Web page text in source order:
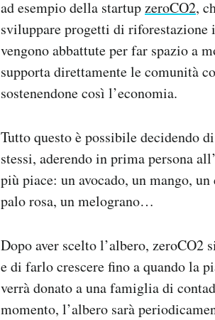
ad esempio della startupzeroCO2,
sviluppare progetti di riforestazione
vengono abbattute per far spazio a
supporta direttamente le comunità
sostenendone così l’economia.
Tutto questo è possibile decidendo di
stessi, aderendo in prima persona
più piace: un avocado, un mango,
palo rosa, un melograno…
Dopo aver scelto l’albero,
e di farlo crescere fino a quando la
verrà donato a una famiglia di
momento, l’albero sarà